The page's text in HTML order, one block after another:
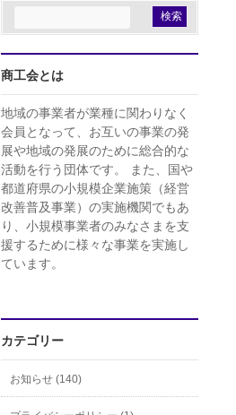
商工会とは
地域の事業者が業種に関わりなく
会員となって、お互いの事業の発
展や地域の発展のために総合的な
活動を行う団体です。 また、国や
都道府県の小規模企業施策（経営
改善普及事業）の実施機関でもあ
り、小規模事業者のみなさまを支
援するために様々な事業を実施し
ています。
カテゴリー
お知らせ (140)